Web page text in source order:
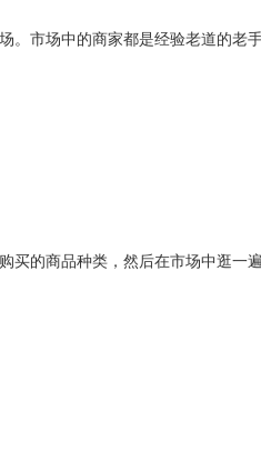
。市场中的商家都是经验老道的老
买的商品种类，然后在市场中逛一